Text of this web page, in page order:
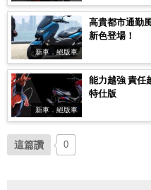
新車．絕版車
高貴都市通勤
新色登場！
新車．絕版車
能力越強 責任
特仕版
這篇讚 0